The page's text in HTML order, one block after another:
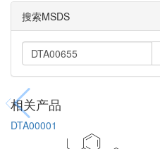
搜索MSDS
相关产品
DTA00001